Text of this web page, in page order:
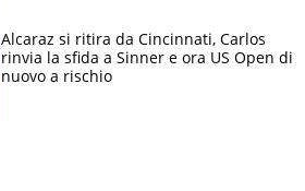
Alcaraz si ritira da Cincinnati, Carlos
rinvia la sfida a Sinner e ora US Open di
nuovo a rischio